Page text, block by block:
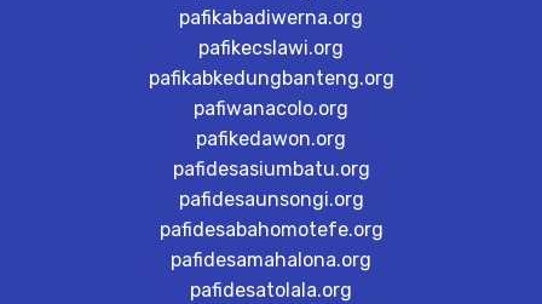
pafikabadiwerna.org
pafikecslawi.org
pafikabkedungbanteng.org
pafiwanacolo.org
pafikedawon.org
pafidesasiumbatu.org
pafidesaunsongi.org
pafidesabahomotefe.org
pafidesamahalona.org
pafidesatolala.org